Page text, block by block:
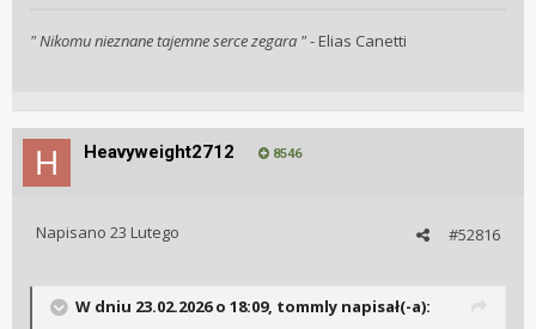
" Nikomu nieznane tajemne serce zegara "- Elias Canetti
Heavyweight2712 8546
#52816
Napisano 23 Lutego
W dniu 23.02.2026 o 18:09, tommly napisał(-a):